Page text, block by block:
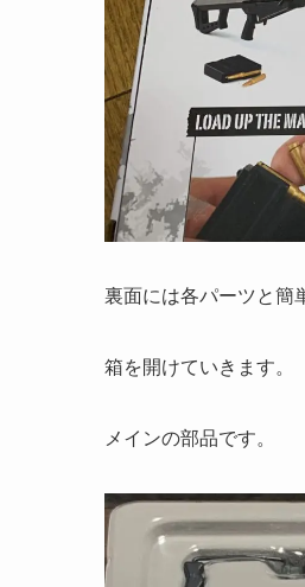
裏面には各パーツと簡
箱を開けていきます。
メインの部品です。